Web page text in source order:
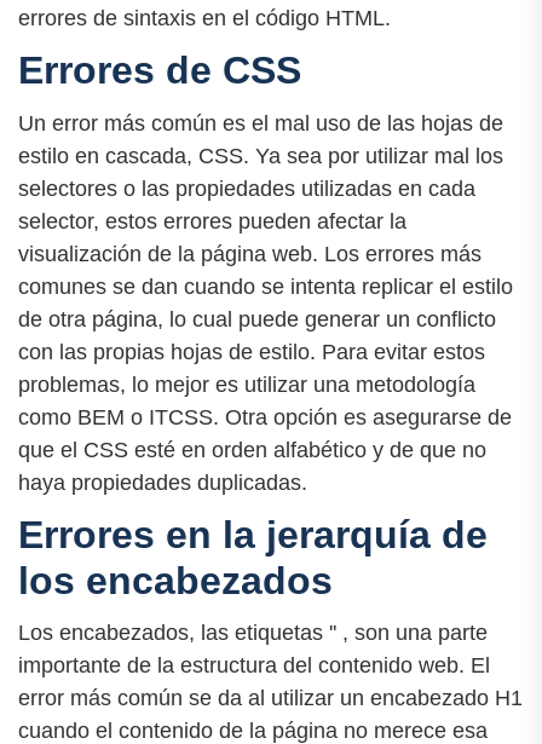
errores de sintaxis en el código HTML.
Errores de CSS
Un error más común es el mal uso de las hojas de
estilo en cascada, CSS. Ya sea por utilizar mal los
selectores o las propiedades utilizadas en cada
selector, estos errores pueden afectar la
visualización de la página web. Los errores más
comunes se dan cuando se intenta replicar el estilo
de otra página, lo cual puede generar un conflicto
con las propias hojas de estilo. Para evitar estos
problemas, lo mejor es utilizar una metodología
como BEM o ITCSS. Otra opción es asegurarse de
que el CSS esté en orden alfabético y de que no
haya propiedades duplicadas.
Errores en la jerarquía de
los encabezados
Los encabezados, las etiquetas '' , son una parte
importante de la estructura del contenido web. El
error más común se da al utilizar un encabezado H1
cuando el contenido de la página no merece esa